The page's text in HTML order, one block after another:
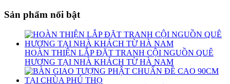
Sản phẩm nổi bật
HOÀN THIỆN LẮP ĐẶT TRANH CỘI NGUỒN QUÊ
HƯƠNG TẠI NHÀ KHÁCH TỪ HÀ NAM